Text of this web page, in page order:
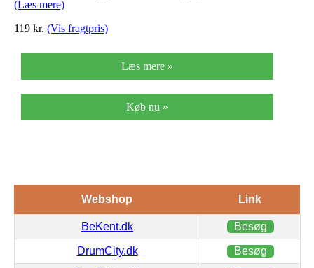
(Læs mere)
119 kr. (Vis fragtpris)
Læs mere »
Køb nu »
Webshop Link
BeKent.dk Besøg
DrumCity.dk Besøg